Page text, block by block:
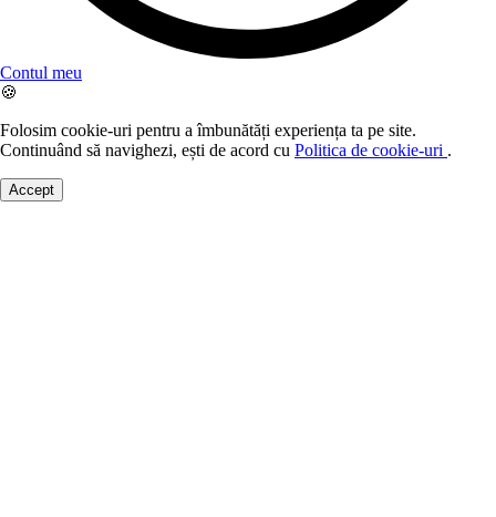
Contul meu
🍪
Folosim cookie-uri pentru a îmbunătăți experiența ta pe site.
Continuând să navighezi, ești de acord cu Politica de cookie-uri .
Accept